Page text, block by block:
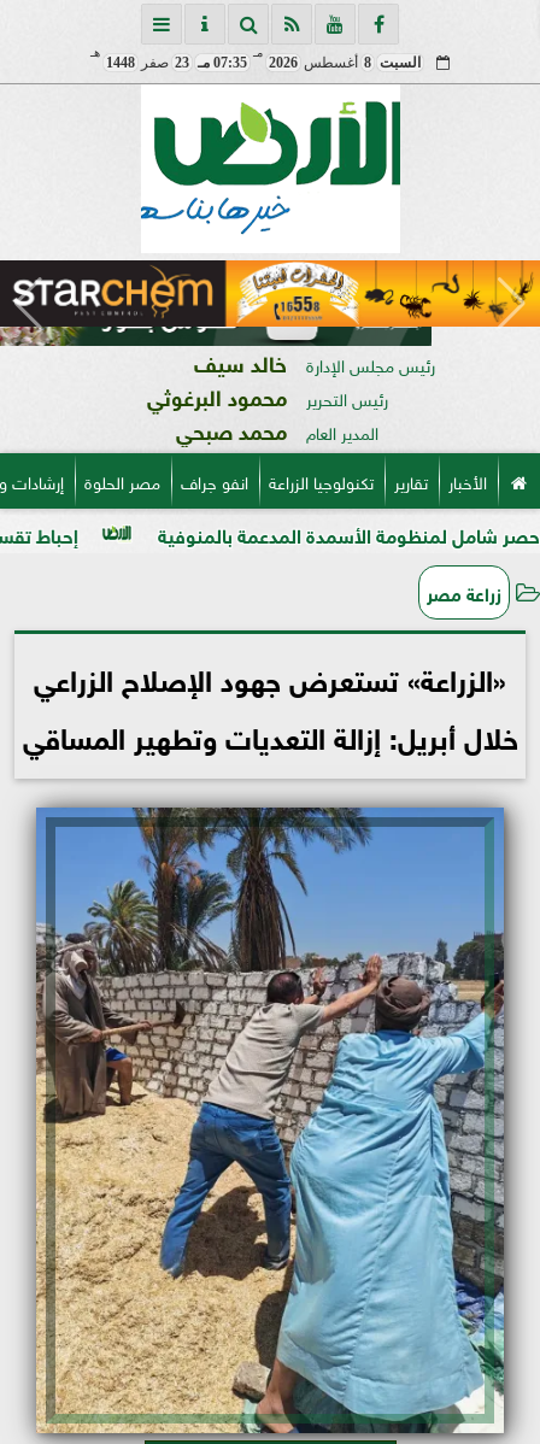
السبت 8 أغسطس 2026
مـ
07:35 مـ 23 صفر 1448
هـ
رئيس مجلس الإدارة خالد سيف
رئيس التحرير محمود البرغوثي
المدير العام محمد صبحي
الأخبار تقارير تكنولوجيا الزراعة انفو جراف مصر الحلوة
إحباط تقسيم قطعة أرض على مساحة 2000 متر بالمراغة قبل المدعمة بالمنوفية
زراعة مصر
«الزراعة» تستعرض جهود الإصلاح الزراعي
خلال أبريل: إزالة التعديات وتطهير المساقي